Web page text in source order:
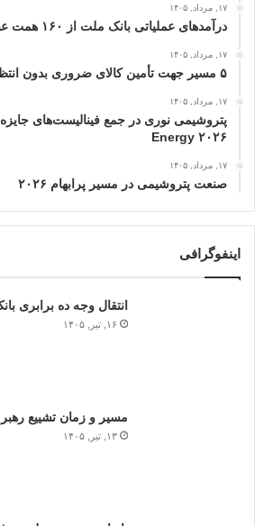
۱۷, مرداد, ۱۴۰۵
درآمدهای عملیاتی بانک ملت از ۱۶۰ همت عبور كرد
۱۷, مرداد, ۱۴۰۵
۵ مسیر جهت تأمین کالای ضروری بدون انتظار برای ساخت بندر جدید
۱۷, مرداد, ۱۴۰۵
Energy ۲۰۲۶
۱۷, مرداد, ۱۴۰۵
صنعت پتروشیمی در مسیر پرابهام ۲۰۲۶
اینفوگرافی
انتقال وجه ده برابری
۱۶, تیر, ۱۴۰۵
مسیر و زمان تشییع رهبر
۱۳, تیر, ۱۴۰۵